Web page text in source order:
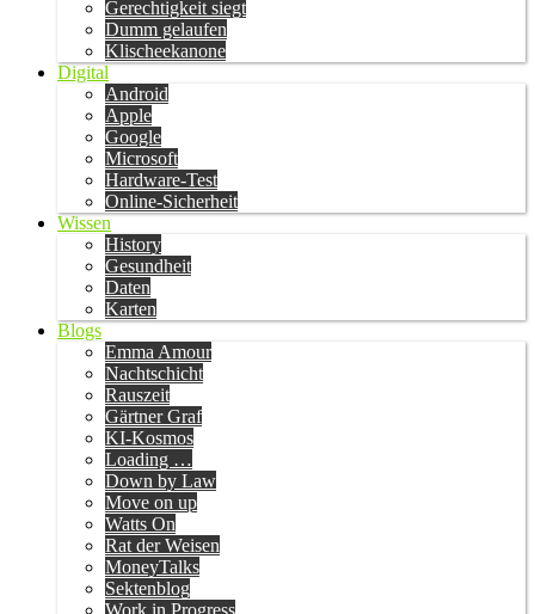
Gerechtigkeit siegt
Dumm gelaufen
Klischeekanone
Digital
Android
Apple
Google
Microsoft
Hardware-Test
Online-Sicherheit
Wissen
History
Gesundheit
Daten
Karten
Blogs
Emma Amour
Nachtschicht
Rauszeit
Gärtner Graf
KI-Kosmos
Loading …
Down by Law
Move on up
Watts On
Rat der Weisen
MoneyTalks
Sektenblog
Work in Progress